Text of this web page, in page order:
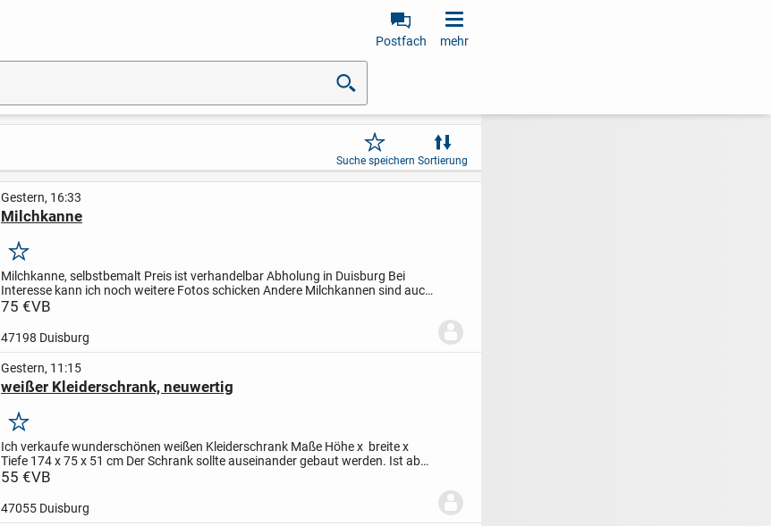
Postfach mehr
Suche speichern Sortierung
Gestern, 16:33
Milchkanne
Merken
Milchkanne, selbstbemalt Preis ist verhandelbarAbholung in Duisburg Bei
Interesse kann ich noch weitere Fotos schicken Andere Milchkannen sind auch
noch vorhanden
75 €VB
47198 Duisburg
Gestern, 11:15
weißer Kleiderschrank, neuwertig
Merken
Ich verkaufe wunderschönen weißen Kleiderschrank MaßeHöhe x breite x
Tiefe174 x 75 x 51 cm Der Schrank sollte auseinander gebaut werden. Ist aber
kein Hexenwerk.....................!!
55 €VB
47055 Duisburg